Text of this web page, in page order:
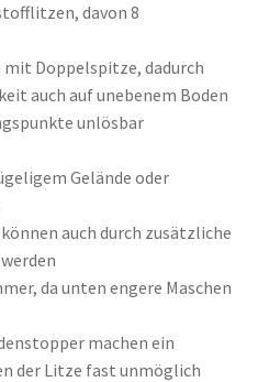
davon 8
Doppelspitze, dadurch
auch auf unebenem Boden
unlösbar
Gelände oder
auch durch zusätzliche
da unten engere Maschen
machen ein
der Litze fast unmöglich